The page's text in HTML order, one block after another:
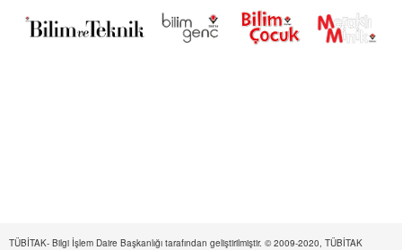
TÜBİTAK- Bilgi İşlem Daire Başkanlığı tarafından geliştirilmiştir. © 2009-2020, TÜBİTAK